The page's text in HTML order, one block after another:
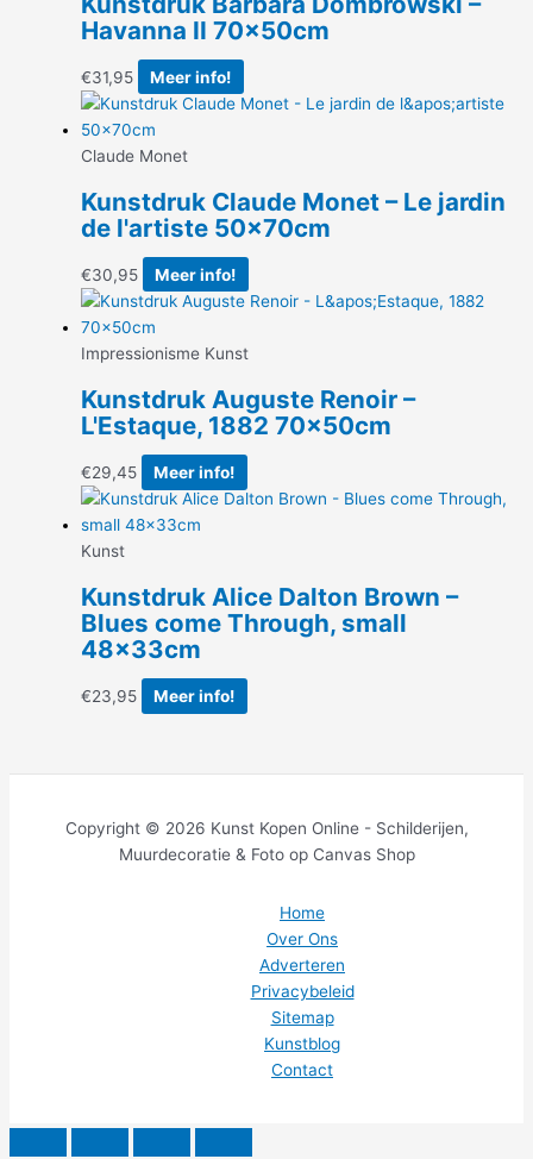
Havanna II 70x50cm
€31,95 Meer info!
Claude Monet
Kunstdruk Claude Monet – Le jardin
de l'artiste 50x70cm
€30,95 Meer info!
Impressionisme Kunst
Kunstdruk Auguste Renoir –
L'Estaque, 1882 70x50cm
€29,45 Meer info!
Kunst
Kunstdruk Alice Dalton Brown –
Blues come Through, small
48x33cm
€23,95 Meer info!
Copyright © 2026 Kunst Kopen Online - Schilderijen,
Muurdecoratie & Foto op Canvas Shop
Home
Over Ons
Adverteren
Privacybeleid
Sitemap
Kunstblog
Contact